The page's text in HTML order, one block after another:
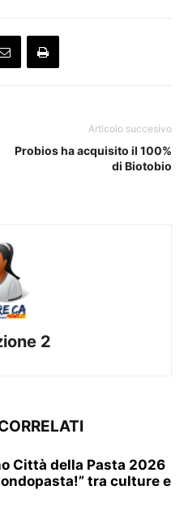
Articolo succesivo
Probios ha acquisito il 100%
di Biotobio
2
Città della Pasta 2026
tra culture e